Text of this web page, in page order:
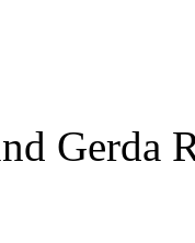
Gerda